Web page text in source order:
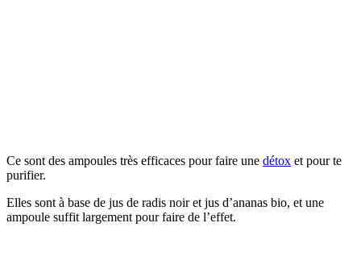
Ce sont des ampoules très efficaces pour faire une détox et pour te
purifier.
Elles sont à base de jus de radis noir et jus d’ananas bio, et une
ampoule suffit largement pour faire de l’effet.